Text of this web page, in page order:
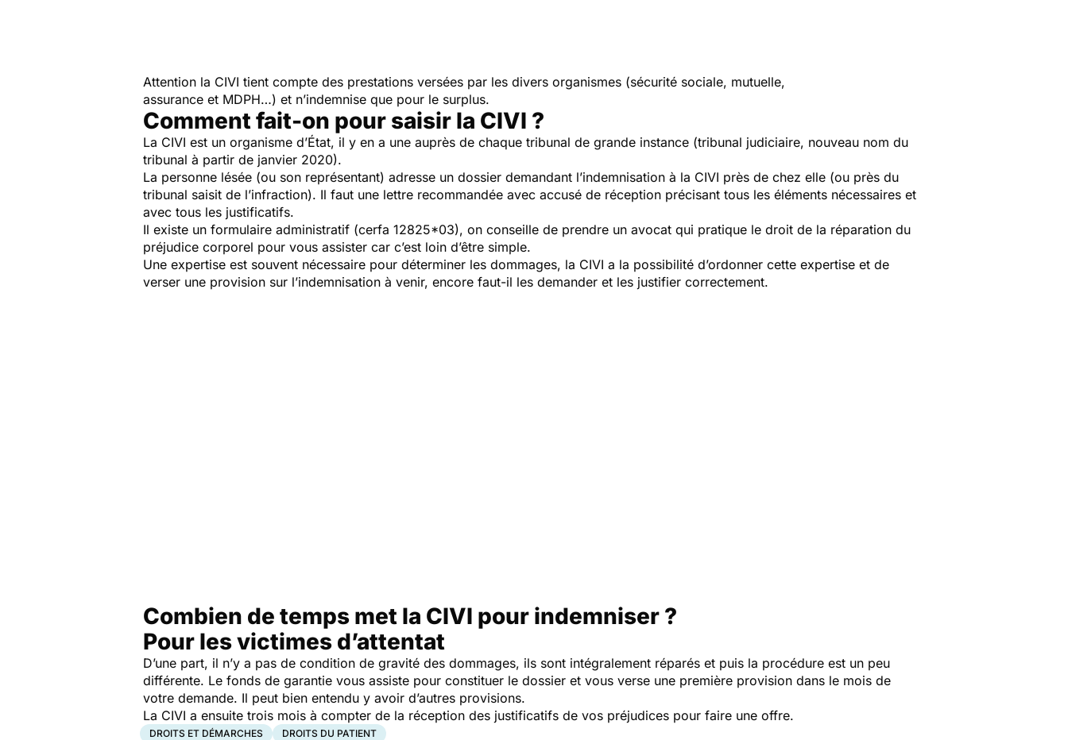
Attention la CIVI tient compte des prestations versées par les divers organismes (sécurité sociale, mutuelle,
assurance et MDPH…) et n’indemnise que pour le surplus.
Comment fait-on pour saisir la CIVI ?
La CIVI est un organisme d’État, il y en a une auprès de chaque tribunal de grande instance (tribunal judiciaire, nouveau nom du
tribunal à partir de janvier 2020).
La personne lésée (ou son représentant) adresse un dossier demandant l’indemnisation à la CIVI près de chez elle (ou près du
tribunal saisit de l’infraction). Il faut une lettre recommandée avec accusé de réception précisant tous les éléments nécessaires et
avec tous les justificatifs.
Il existe un formulaire administratif (cerfa 12825*03), on conseille de prendre un avocat qui pratique le droit de la réparation du
préjudice corporel pour vous assister car c’est loin d’être simple.
Une expertise est souvent nécessaire pour déterminer les dommages, la CIVI a la possibilité d’ordonner cette expertise et de
verser une provision sur l’indemnisation à venir, encore faut-il les demander et les justifier correctement.
Combien de temps met la CIVI pour indemniser ?
Pour les victimes d’attentat
D’une part, il n’y a pas de condition de gravité des dommages, ils sont intégralement réparés et puis la procédure est un peu
différente. Le fonds de garantie vous assiste pour constituer le dossier et vous verse une première provision dans le mois de
votre demande. Il peut bien entendu y avoir d’autres provisions.
La CIVI a ensuite trois mois à compter de la réception des justificatifs de vos préjudices pour faire une offre.
DROITS ET DÉMARCHES DROITS DU PATIENT